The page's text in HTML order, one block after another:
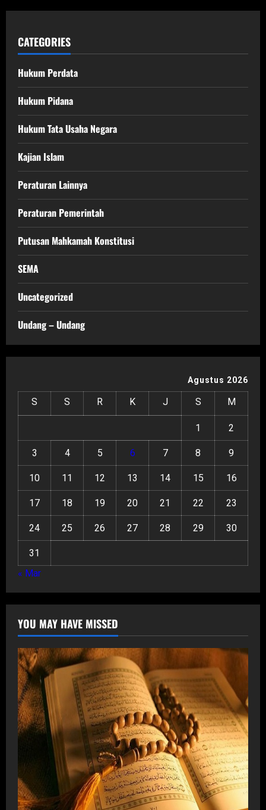
CATEGORIES
Hukum Perdata
Hukum Pidana
Hukum Tata Usaha Negara
Kajian Islam
Peraturan Lainnya
Peraturan Pemerintah
Putusan Mahkamah Konstitusi
SEMA
Uncategorized
Undang – Undang
Agustus 2026
S S R K J S M
1 2
3 4 5 6 7 8 9
10 11 12 13 14 15 16
17 18 19 20 21 22 23
24 25 26 27 28 29 30
31
« Mar
YOU MAY HAVE MISSED